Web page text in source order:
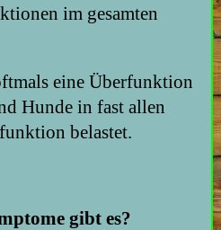
im gesamten
eine Überfunktion
Hunde in fast allen
belastet.
gibt es?